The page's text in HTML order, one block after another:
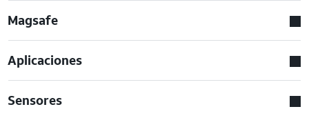
Magsafe
Aplicaciones
Sensores